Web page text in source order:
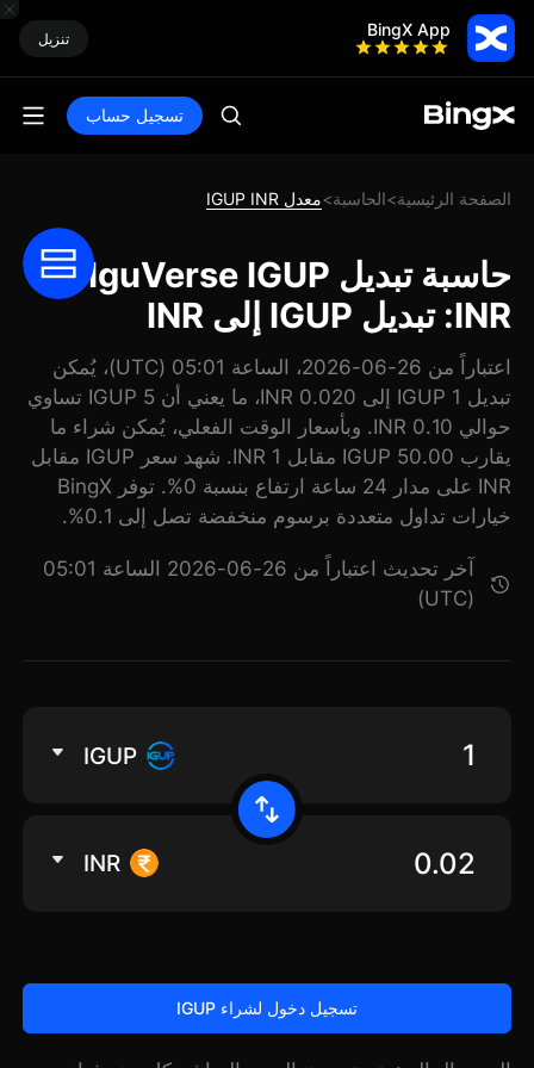
BingX App تنزيل
تسجيل حساب
الصفحة الرئيسية>الحاسبة>معدل IGUP INR
حاسبة تبديل IguVerse IGUP
INR: تبديل IGUP إلى INR
اعتباراً من 26-06-2026، الساعة 05:01 (UTC)، يُمكن
تبديل 1 IGUP إلى 0.020 INR، ما يعني أن 5 IGUP تساوي
حوالي 0.10 INR. وبأسعار الوقت الفعلي، يُمكن شراء ما
يقارب 50.00 IGUP مقابل 1 INR. شهد سعر IGUP مقابل
INR على مدار 24 ساعة ارتفاع بنسبة 0%. توفر BingX
خيارات تداول متعددة برسوم منخفضة تصل إلى 0.1%.
آخر تحديث اعتباراً من 26-06-2026 الساعة 05:01
(UTC)
IGUP
INR
تسجيل دخول لشراء IGUP